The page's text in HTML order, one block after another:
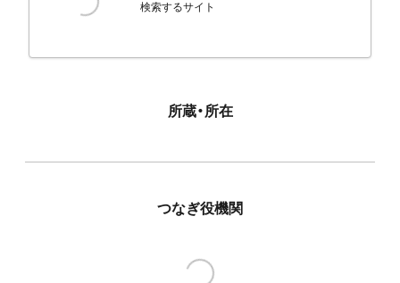
検索するサイト
所蔵・所在
つなぎ役機関